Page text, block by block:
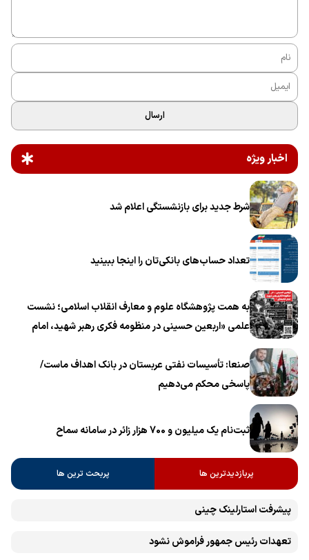
ارسال
اخبار ویژه
شرط جدید برای بازنشستگی اعلام شد
تعداد حساب‌های بانکی‌تان را اینجا ببینید
به همت پژوهشگاه علوم و معارف انقلاب اسلامی؛ نشست
علمی «اربعین حسینی در منظومه فکری رهبر شهید، امام
صنعا: تأسیسات نفتی عربستان در بانک اهداف ماست/
پاسخی محکم می‌دهیم
ثبت‌نام یک میلیون و 700 هزار زائر در سامانه سماح ‌
پربازدیدترین ها پربحث ترین ها
پیشرفت ‏استارلینک چینی
تعهدات رئیس جمهور فراموش نشود